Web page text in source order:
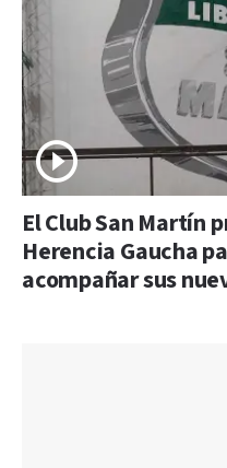
El Club San Martín
Herencia Gaucha
acompañar sus